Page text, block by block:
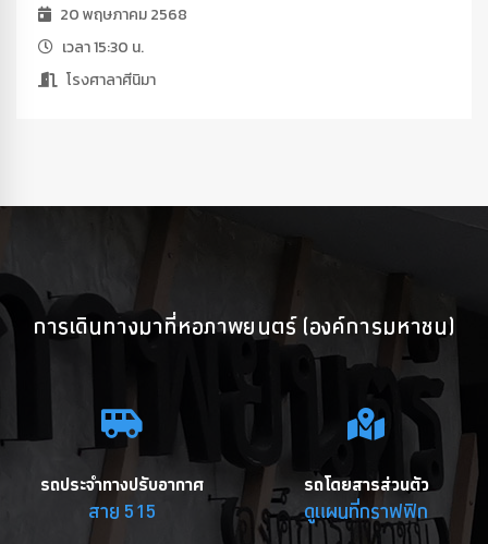
20 พฤษภาคม 2568
เวลา 15:30 น.
โรงศาลาศีนิมา
การเดินทางมาที่หอภาพยนตร์ (องค์การมหาชน)
รถประจำทางปรับอากาศ
สาย 515
รถโดยสารส่วนตัว
ดูแผนที่กราฟฟิก